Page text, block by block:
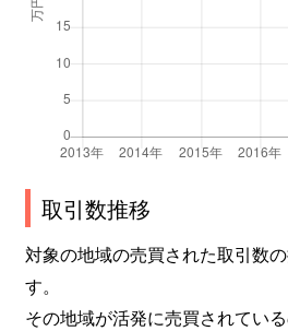
取引数推移
対象の地域の売買された取引数
す。
その地域が活発に売買されてい